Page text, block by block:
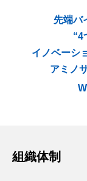
先端バ
“4
イノベーシ
アミノ
組織体制